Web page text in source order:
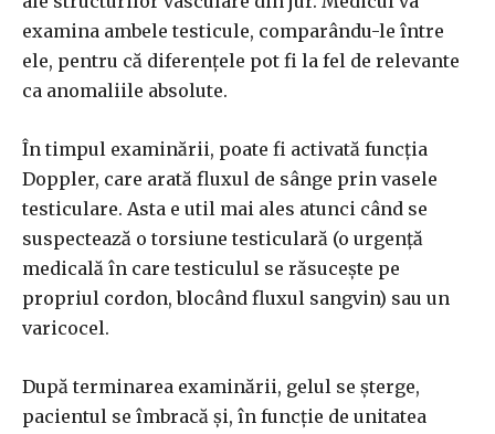
examina ambele testicule, comparându-le între
ele, pentru că diferențele pot fi la fel de relevante
ca anomaliile absolute.
În timpul examinării, poate fi activată funcția
Doppler, care arată fluxul de sânge prin vasele
testiculare. Asta e util mai ales atunci când se
suspectează o torsiune testiculară (o urgență
medicală în care testiculul se răsucește pe
propriul cordon, blocând fluxul sangvin) sau un
varicocel.
După terminarea examinării, gelul se șterge,
pacientul se îmbracă și, în funcție de unitatea